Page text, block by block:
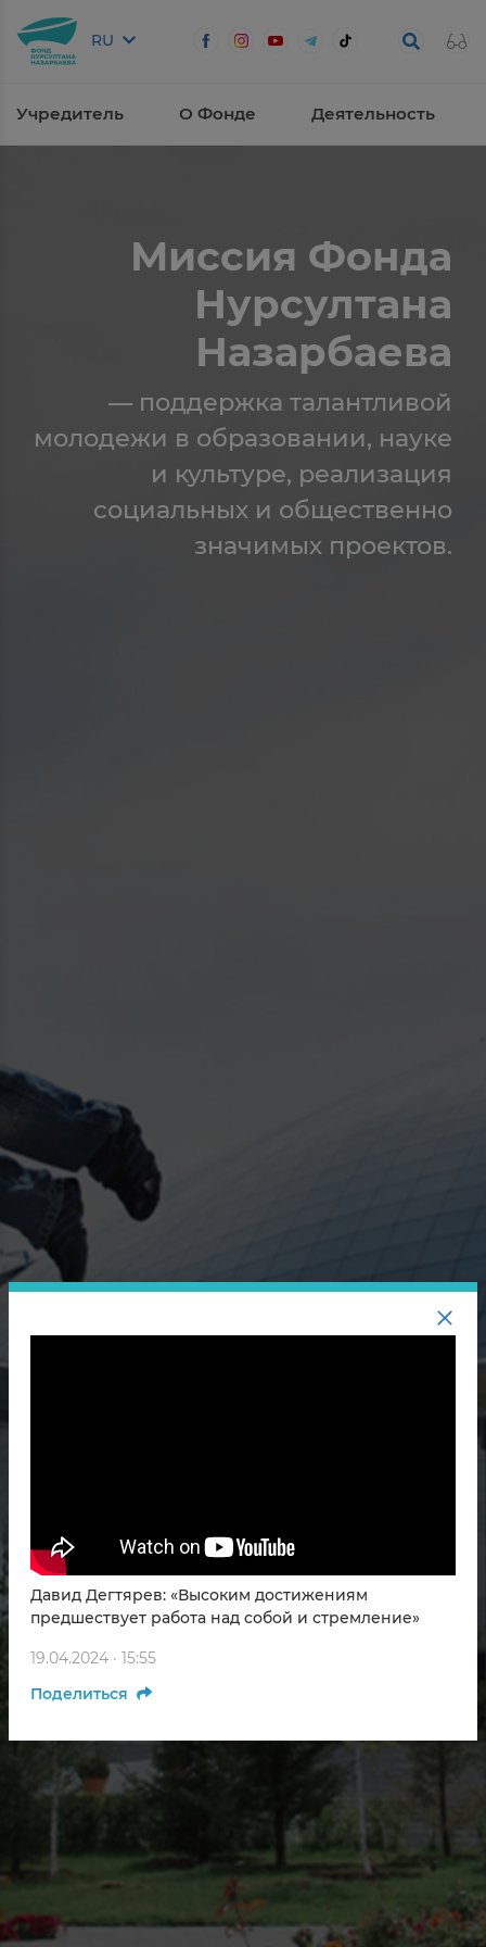
RU
Учредитель О Фонде Деятельность
Миссия Фонда
Нурсултана
Назарбаева
— поддержка талантливой
молодежи в образовании, науке
и культуре, реализация
социальных и общественно
значимых проектов.
Давид Дегтярев: «Высоким достижениям
предшествует работа над собой и стремление»
19.04.2024 · 15:55
Поделиться